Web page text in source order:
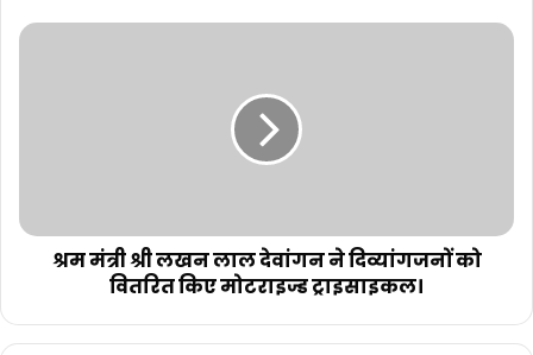
श्रम मंत्री श्री लखन लाल देवांगन ने दिव्यांगजनों को
वितरित किए मोटराइज्ड ट्राइसाइकल।